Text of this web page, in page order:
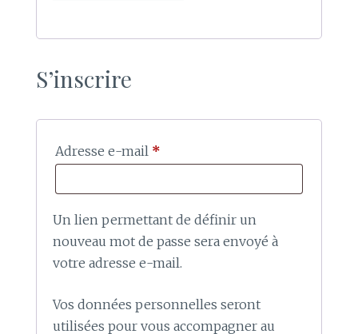
S’inscrire
Adresse e-mail *
Un lien permettant de définir un
nouveau mot de passe sera envoyé à
votre adresse e-mail.
Vos données personnelles seront
utilisées pour vous accompagner au